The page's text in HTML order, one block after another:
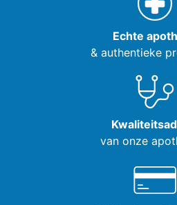
Echte
& authentieke
van onze